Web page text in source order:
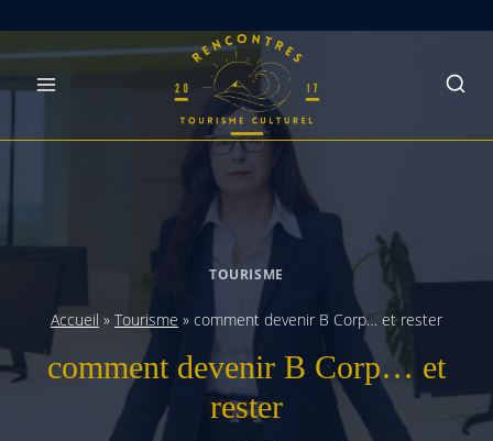
TOURISME
Accueil » Tourisme » comment devenir B Corp… et rester
comment devenir B Corp… et
rester